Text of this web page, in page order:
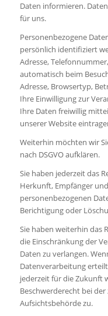
Daten informieren.
für uns.
Personenbezogene
persönlich identifiziert
Adresse,
automatisch beim
Adresse, Browsertyp,
Ihre Einwilligung zur
Ihre Daten freiwillig
unserer Website
Weiterhin möchten wir
nach DSGVO aufklären.
Sie haben jederzeit das
Herkunft, Empfänger
personenbezogenen
Berichtigung oder
Sie haben weiterhin das
die Einschränkung der
Daten zu verlangen.
Datenverarbeitung
jederzeit für die Zukunft
Beschwerderecht bei
Aufsichtsbehörde zu.